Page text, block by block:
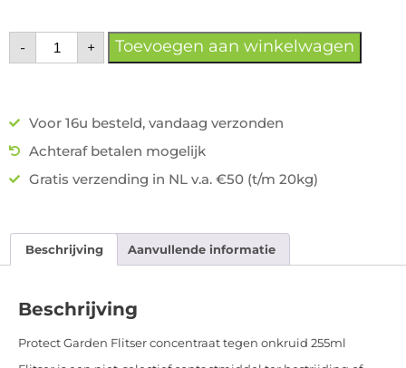
- + Toevoegen aan winkelwagen
Voor 16u besteld, vandaag verzonden
Achteraf betalen mogelijk
Gratis verzending in NL v.a. €50 (t/m 20kg)
Beschrijving Aanvullende informatie
Beschrijving
Protect Garden Flitser concentraat tegen onkruid 255ml